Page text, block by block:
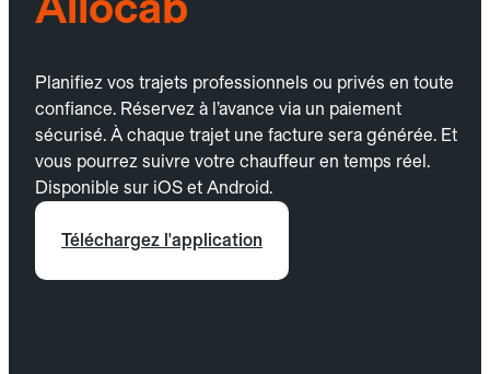
Planifiez vos trajets professionnels ou privés en toute
confiance. Réservez à l’avance via un paiement
sécurisé. À chaque trajet une facture sera générée. Et
vous pourrez suivre votre chauffeur en temps réel.
Disponible sur iOS et Android.
Téléchargez l'application